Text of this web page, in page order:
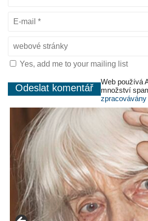
Yes, add me to your mailing list
Web používá
množství
zpracovávány